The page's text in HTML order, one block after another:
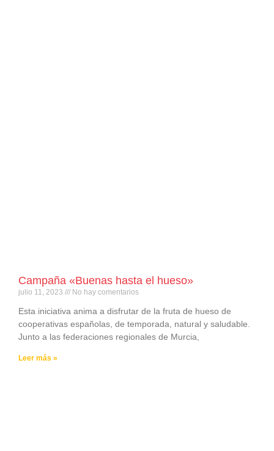
Campaña «Buenas hasta el hueso»
julio 11, 2023 No hay comentarios
Esta iniciativa anima a disfrutar de la fruta de hueso de
cooperativas españolas, de temporada, natural y saludable.
Junto a las federaciones regionales de Murcia,
Leer más »